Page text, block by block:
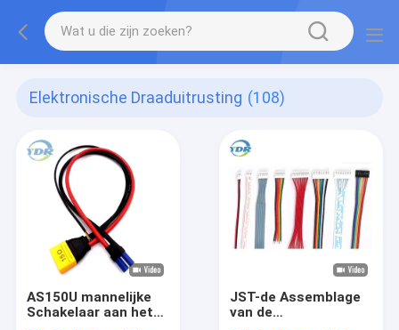
Elektronische Draaduitrusting (108)
AS150U mannelijke
Schakelaar aan het
JST-de Assemblage
van de